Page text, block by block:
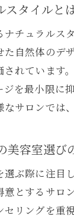
スタイルと
ナチュラルス
た自然体のデ
れています
を最小限に
サロンでは
美容室選び
ぶ際に注目
意とするサロ
リングを重